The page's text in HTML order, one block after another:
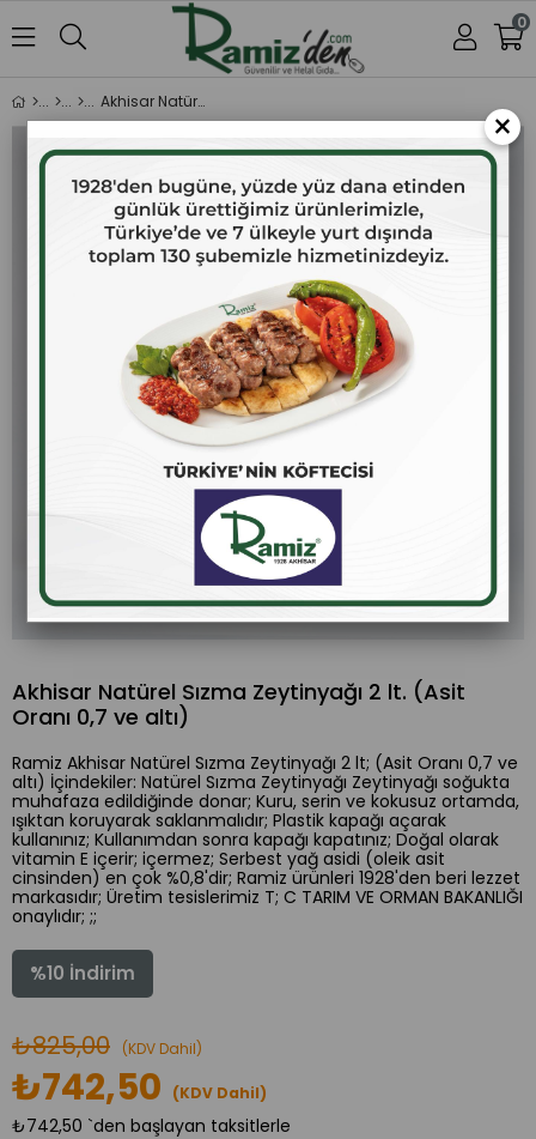
0
Akhisar Natürel Sızma Zeytinyağı 2 lt. (Asit Oranı 0,7 ve altı)
Akhisar Natürel Sızma Zeytinyağı 2 lt. (Asit
Oranı 0,7 ve altı)
Ramiz Akhisar Natürel Sızma Zeytinyağı 2 lt; (Asit Oranı 0,7 ve
altı) İçindekiler: Natürel Sızma Zeytinyağı Zeytinyağı soğukta
muhafaza edildiğinde donar; Kuru, serin ve kokusuz ortamda,
ışıktan koruyarak saklanmalıdır; Plastik kapağı açarak
kullanınız; Kullanımdan sonra kapağı kapatınız; Doğal olarak
vitamin E içerir; içermez; Serbest yağ asidi (oleik asit
cinsinden) en çok %0,8'dir; Ramiz ürünleri 1928'den beri lezzet
markasıdır; Üretim tesislerimiz T; C TARIM VE ORMAN BAKANLIĞI
onaylıdır; ;;
%10 İndirim
₺825,00 (KDV Dahil)
₺742,50 (KDV Dahil)
₺742,50 `den başlayan taksitlerle
×